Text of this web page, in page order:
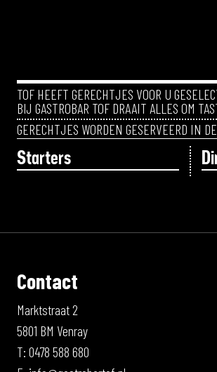
TOF HEEFT GERECHTJES VOOR U
BIJ GASTROBAR TOF DRAAIT ALLES OM
GERECHTJES WORDEN GESERVEERD IN
Starters
Contact
Marktstraat 2
5801 BM Venray
T: 0478 588 680